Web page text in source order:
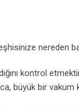
nereden
kontrol
büyük bir